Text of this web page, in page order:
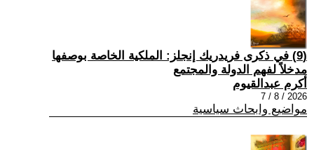
(9) في ذكرى فريدريك إنجلز: الملكية الخاصة بوصفها
مدخلاً لفهم الدولة والمجتمع
أكرم عبدالقيوم
2026 / 8 / 7
مواضيع وابحاث سياسية